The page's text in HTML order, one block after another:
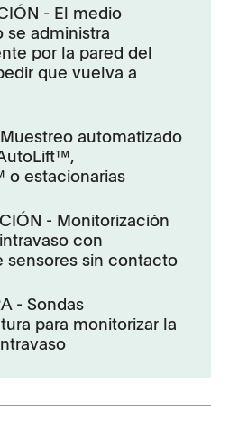
- El medio
se administra
por la pared del
que vuelva a
Muestreo automatizado
o estacionarias
- Monitorización
con
sensores sin contacto
- Sondas
para monitorizar la